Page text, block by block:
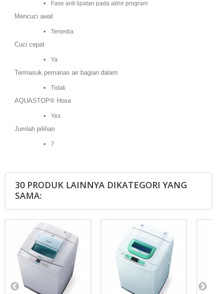
Fase anti lipatan pada akhir program
Mencuci awal
Tersedia
Cuci cepat
Ya
Termasuk pemanas air bagian dalam
Tidak
AQUASTOP® Hose
Yes
Jumlah pilihan
7
30 PRODUK LAINNYA DIKATEGORI YANG
SAMA: